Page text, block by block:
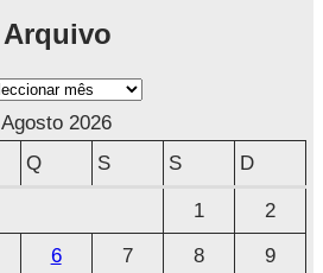
Arquivo
Agosto 2026
Q S S D
1
2
6 7 8
9